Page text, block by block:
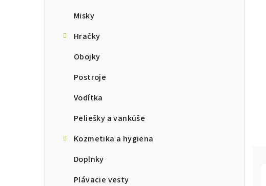
Misky
Hračky
Obojky
Postroje
Vodítka
Peliešky a vankúše
Kozmetika a hygiena
Doplnky
Plávacie vesty